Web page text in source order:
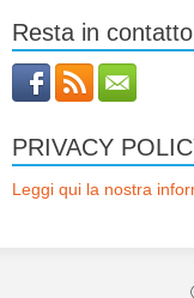
Resta in
PRIVACY
Leggi qui la nostra